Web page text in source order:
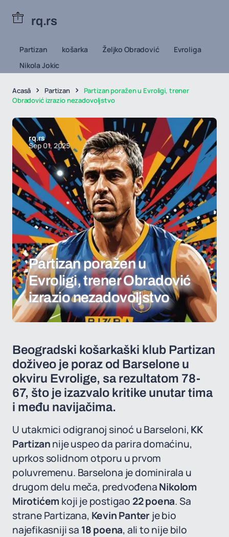
rq.rs
Partizan košarka Željko Obradović
Evroliga
Nikola Jokic
Acasă Partizan
Partizan poražen u Evroligi, trener
Obradović izrazio nezadovoljstvo
rq.rs
Sep 01, 2025
Partizan poražen u
Evroligi, trener Obradović
izrazio nezadovoljstvo
Beogradski košarkaški klub Partizan
doživeo je poraz od Barselone u
okviru Evrolige, sa rezultatom 78-
67, što je izazvalo kritike unutar tima
i među navijačima.
U utakmici odigranoj sinoć u Barseloni, KK
Partizannije uspeo da parira domaćinu,
uprkos solidnom otporu u prvom
poluvremenu. Barselona je dominirala u
drugom delu meča, predvođenaNikolom
Mirotićem koji je postigao 22 poena. Sa
strane Partizana, Kevin Panter je bio
najefikasniji sa 18 poena, ali to nije bilo